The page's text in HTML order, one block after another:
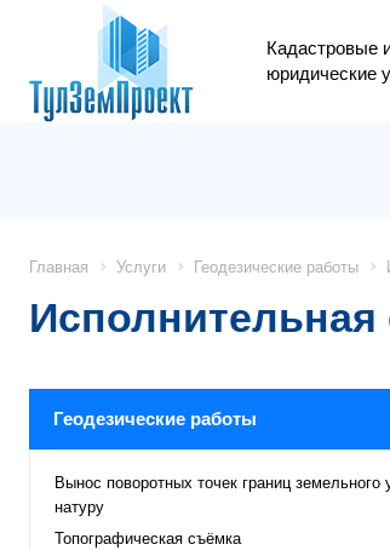
Кадастровые
юридические
Главная Услуги Геодезические работы
Исполнительная
Геодезические работы
Вынос поворотных точек границ земельного
натуру
Топографическая съёмка